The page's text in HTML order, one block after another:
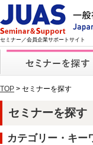
セミナー／会員企業サポートサイト
TOP > セミナーを探す
セミナーを探す
カテゴリー・キー